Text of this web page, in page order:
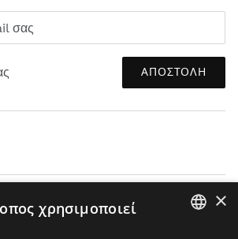
σας
ΑΠΟΣΤΟΛΉ
×
χρησιμοποιεί